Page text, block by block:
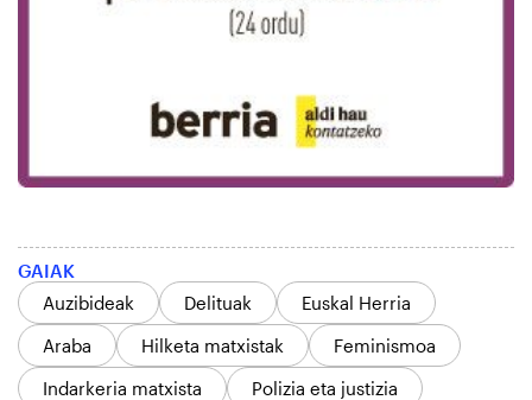
GAIAK
Auzibideak
Delituak
Euskal Herria
Araba
Hilketa matxistak
Feminismoa
Indarkeria matxista
Polizia eta justizia